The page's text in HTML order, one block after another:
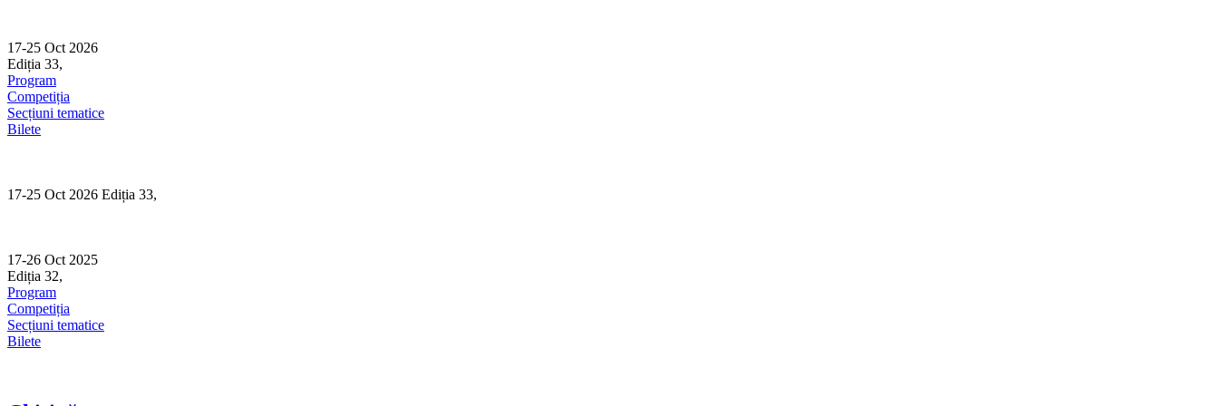
content
17-25 Oct 2026
Ediția 33,
Program
Competiția
Secțiuni tematice
Bilete
17-25 Oct 2026 Ediția 33,
17-26 Oct 2025
Ediția 32,
Program
Competiția
Secțiuni tematice
Bilete